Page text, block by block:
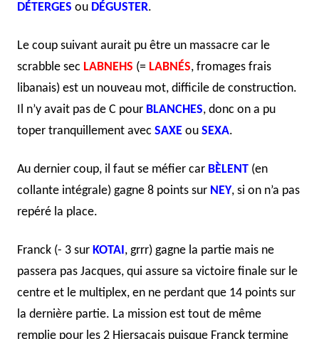
DÉTERGES ou DÉGUSTER.
Le coup suivant aurait pu être un massacre car le
scrabble sec LABNEHS (= LABNÉS, fromages frais
libanais) est un nouveau mot, difficile de construction.
Il n’y avait pas de C pour BLANCHES, donc on a pu
toper tranquillement avec SAXE ou SEXA.
Au dernier coup, il faut se méfier car BÈLENT (en
collante intégrale) gagne 8 points sur NEY, si on n’a pas
repéré la place.
Franck (- 3 sur KOTAI, grrr) gagne la partie mais ne
passera pas Jacques, qui assure sa victoire finale sur le
centre et le multiplex, en ne perdant que 14 points sur
la dernière partie. La mission est tout de même
remplie pour les 2 Hiersacais puisque Franck termine